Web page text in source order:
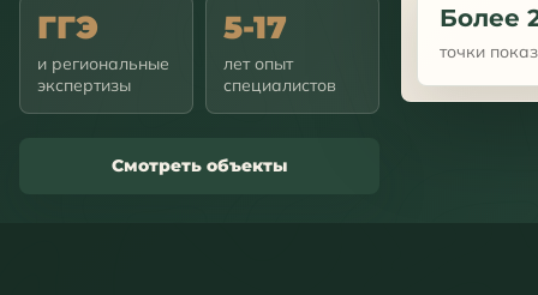
ГГЭ
и региональные
экспертизы
5-17
лет опыт
специалистов
Смотреть объекты
Более
точки